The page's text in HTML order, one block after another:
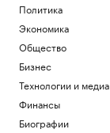
Политика
Экономика
Общество
Бизнес
Технологии и медиа
Финансы
Биографии